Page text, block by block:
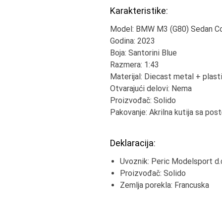
Karakteristike:
Model: BMW M3 (G80) Sedan
Godina: 2023
Boja: Santorini Blue
Razmera: 1:43
Materijal: Diecast metal +
Otvarajući delovi: Nema
Proizvođač: Solido
Pakovanje: Akrilna kutija sa
Deklaracija:
Uvoznik: Peric Modelsport
Proizvođač: Solido
Zemlja porekla: Francuska